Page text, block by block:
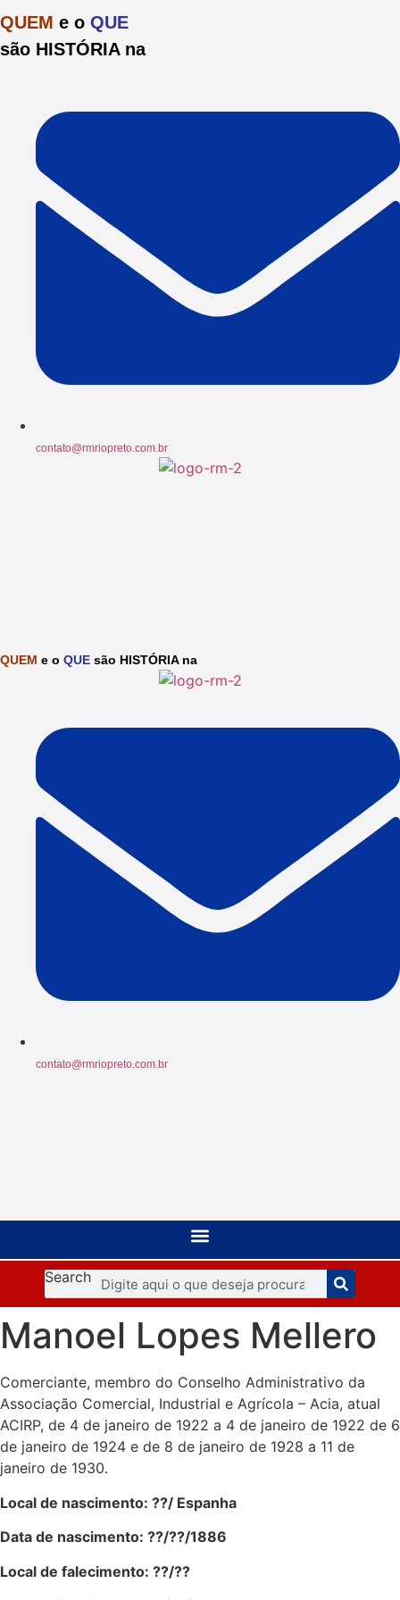
para
o
QUEM e o QUE
são HISTÓRIA na
contato@rmriopreto.com.br
QUEM e o QUE são HISTÓRIA na
contato@rmriopreto.com.br
Search
Manoel Lopes Mellero
Comerciante, membro do Conselho Administrativo da
Associação Comercial, Industrial e Agrícola – Acia, atual
ACIRP, de 4 de janeiro de 1922 a 4 de janeiro de 1922 de 6
de janeiro de 1924 e de 8 de janeiro de 1928 a 11 de
janeiro de 1930.
Local de nascimento: ??/ Espanha
Data de nascimento: ??/??/1886
Local de falecimento: ??/??